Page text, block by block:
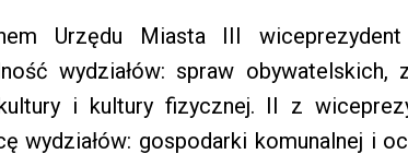
Urzędu Miasta III wiceprezydent
wydziałów: spraw
kultury i kultury fizycznej. II z
wydziałów: gospodarki komunalnej i